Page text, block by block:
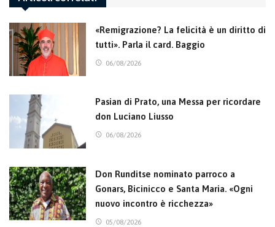
«Remigrazione? La felicità è un diritto di
tutti». Parla il card. Baggio
06/08/2026
Pasian di Prato, una Messa per ricordare
don Luciano Liusso
06/08/2026
Don Runditse nominato parroco a
Gonars, Bicinicco e Santa Maria. «Ogni
nuovo incontro è ricchezza»
05/08/2026